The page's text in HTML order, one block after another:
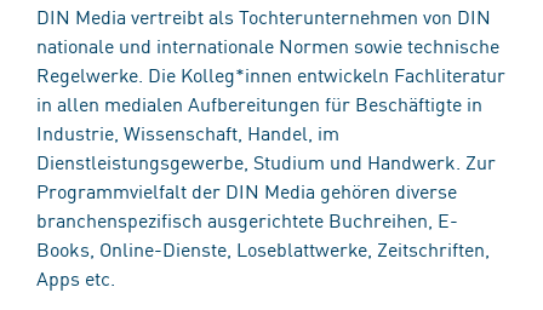
DIN Media vertreibt als Tochterunternehmen von DIN
nationale und internationale Normen sowie technische
Regelwerke. Die Kolleg*innen entwickeln Fachliteratur
in allen medialen Aufbereitungen für Beschäftigte in
Industrie, Wissenschaft, Handel, im
Dienstleistungsgewerbe, Studium und Handwerk. Zur
Programmvielfalt der DIN Media gehören diverse
branchenspezifisch ausgerichtete Buchreihen, E-
Books, Online-Dienste, Loseblattwerke, Zeitschriften,
Apps etc.